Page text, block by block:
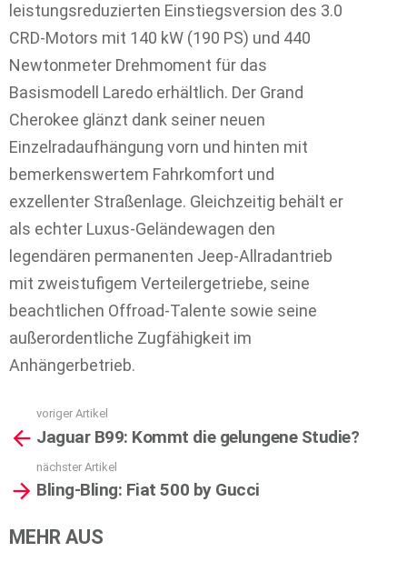
leistungsreduzierten Einstiegsversion des 3.0
CRD-Motors mit 140 kW (190 PS) und 440
Newtonmeter Drehmoment für das
Basismodell Laredo erhältlich. Der Grand
Cherokee glänzt dank seiner neuen
Einzelradaufhängung vorn und hinten mit
bemerkenswertem Fahrkomfort und
exzellenter Straßenlage. Gleichzeitig behält er
als echter Luxus-Geländewagen den
legendären permanenten Jeep-Allradantrieb
mit zweistufigem Verteilergetriebe, seine
beachtlichen Offroad-Talente sowie seine
außerordentliche Zugfähigkeit im
Anhängerbetrieb.
more
voriger Artikel
Jaguar B99: Kommt die gelungene Studie?
nächster Artikel
Bling-Bling: Fiat 500 by Gucci
MEHR AUS